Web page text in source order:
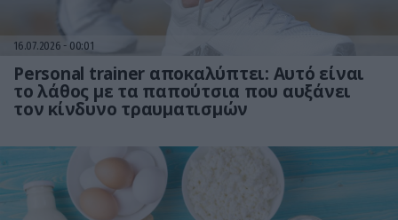
16.07.2026 00:01
Personal trainer αποκαλύπτει: Αυτό είναι
το λάθος με τα παπούτσια που αυξάνει
τον κίνδυνο τραυματισμών